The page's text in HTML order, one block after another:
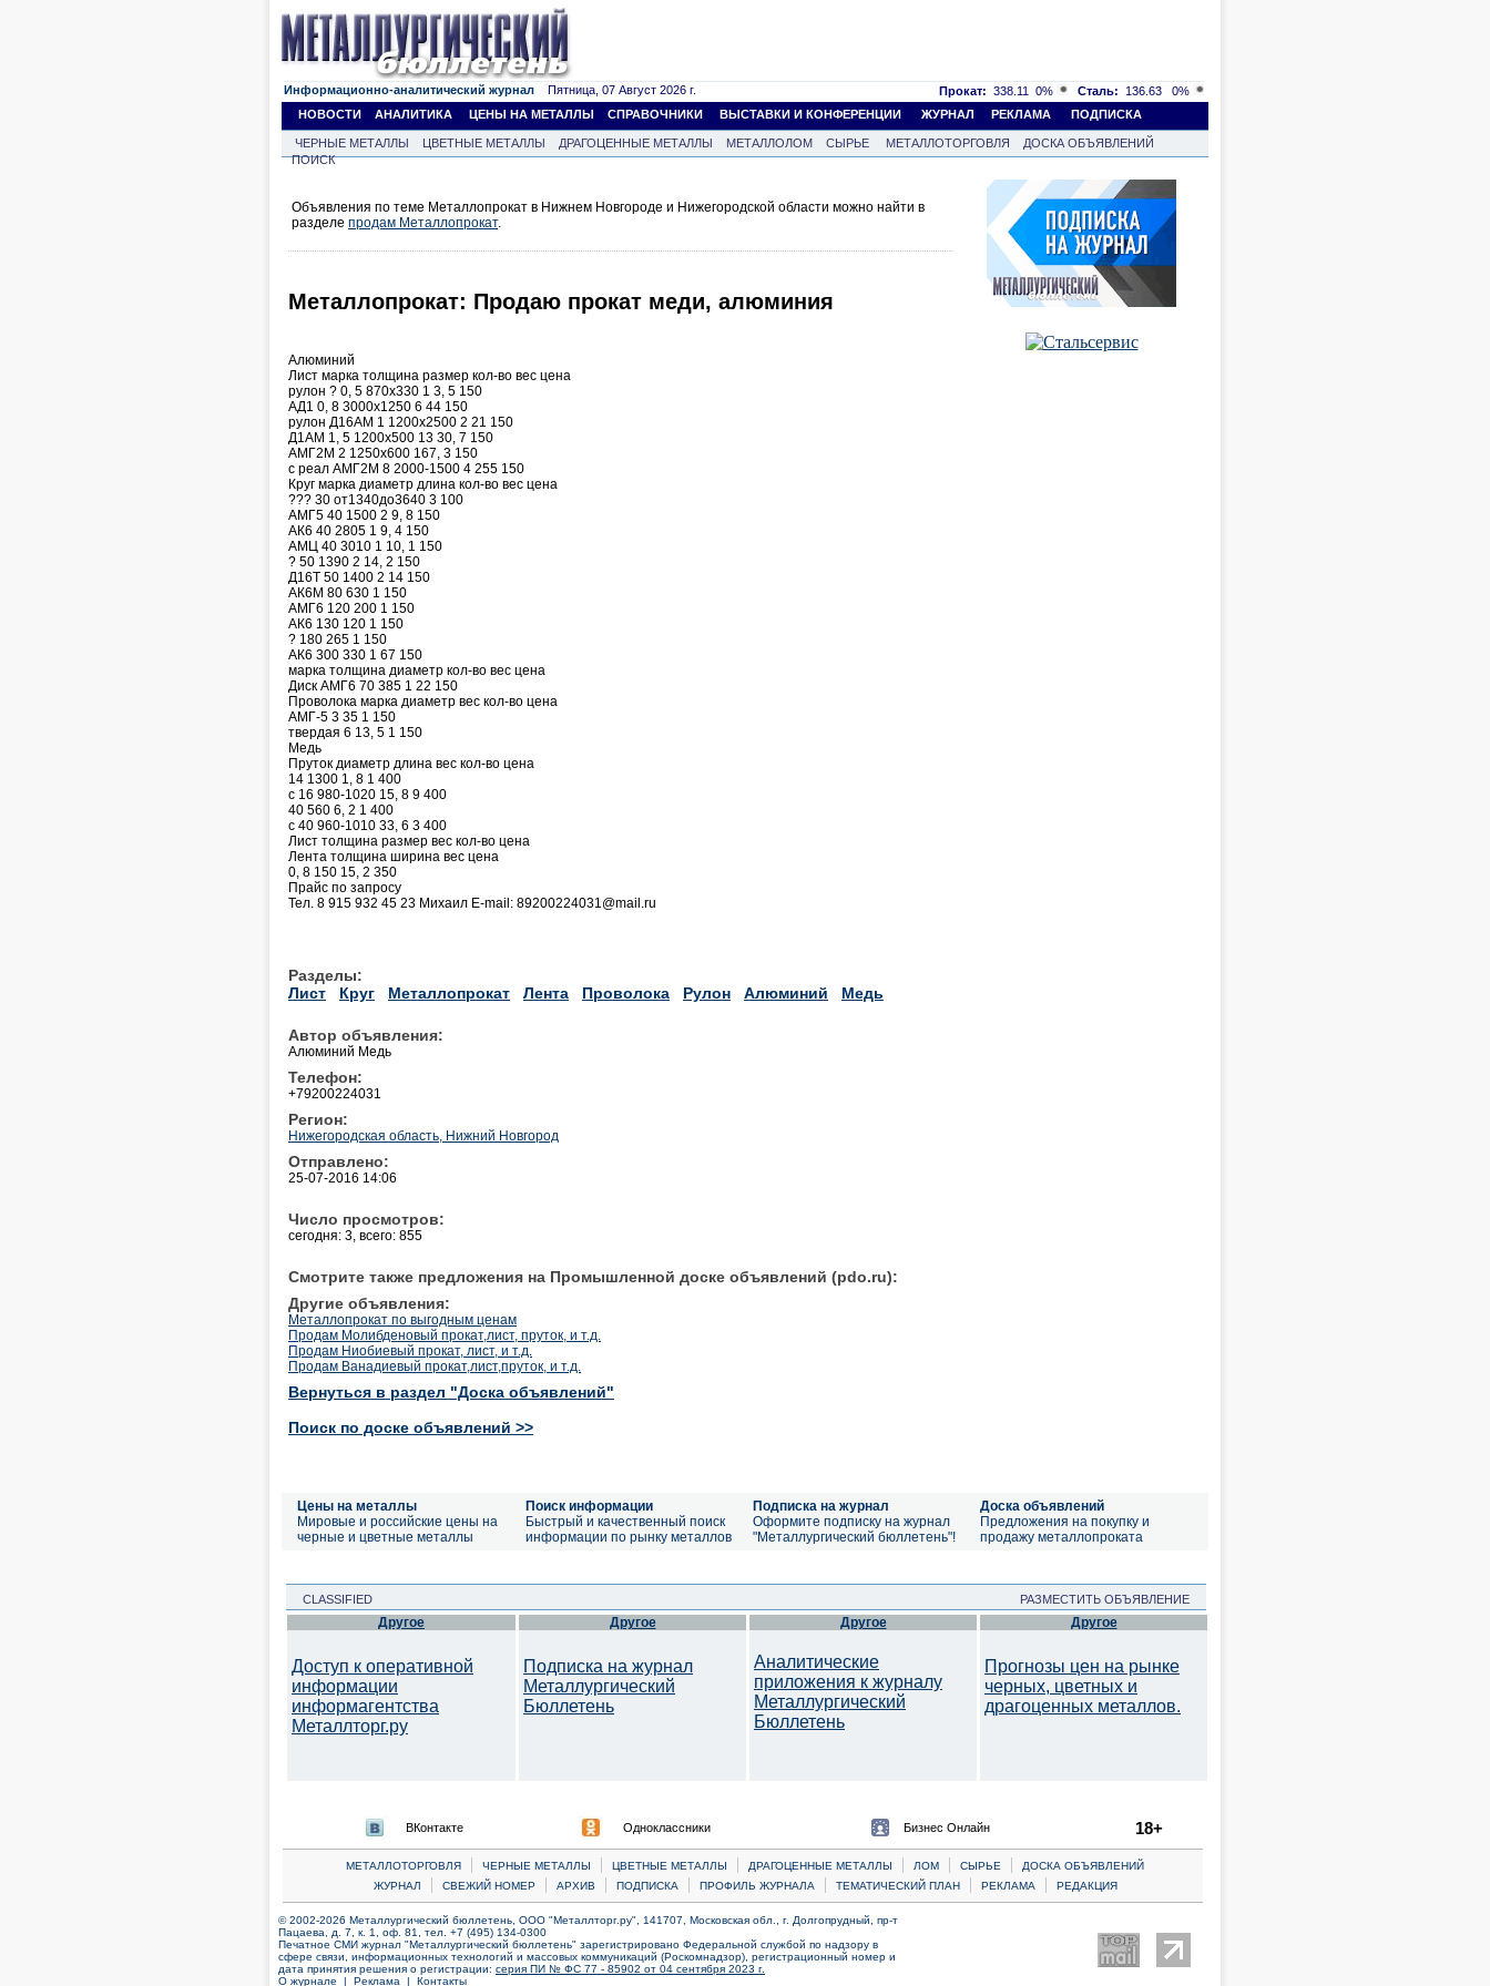
Информационно-аналитический журнал Пятница, 07 Август 2026 г. Прокат: 338.11 0% Сталь: 136.63
0%
НОВОСТИ
АНАЛИТИКА ЦЕНЫ НА МЕТАЛЛЫ СПРАВОЧНИКИ ВЫСТАВКИ И КОНФЕРЕНЦИИ ЖУРНАЛ РЕКЛАМА ПОДПИСКА
ЧЕРНЫЕ МЕТАЛЛЫ ЦВЕТНЫЕ МЕТАЛЛЫ ДРАГОЦЕННЫЕ МЕТАЛЛЫ МЕТАЛЛОЛОМ СЫРЬЕ МЕТАЛЛОТОРГОВЛЯ
ДОСКА ОБЪЯВЛЕНИЙ
ПОИСК
Объявления по теме Металлопрокат в Нижнем Новгороде и Нижегородской области можно найти в
разделе продам Металлопрокат.
Металлопрокат: Продаю прокат меди, алюминия
Алюминий
Лист марка толщина размер кол-во вес цена
рулон ? 0, 5 870х330 1 3, 5 150
АД1 0, 8 3000х1250 6 44 150
рулон Д16АМ 1 1200х2500 2 21 150
Д1АМ 1, 5 1200х500 13 30, 7 150
АМГ2М 2 1250х600 167, 3 150
с реал АМГ2М 8 2000-1500 4 255 150
Круг марка диаметр длина кол-во вес цена
??? 30 от1340до3640 3 100
АМГ5 40 1500 2 9, 8 150
АК6 40 2805 1 9, 4 150
АМЦ 40 3010 1 10, 1 150
? 50 1390 2 14, 2 150
Д16Т 50 1400 2 14 150
АК6М 80 630 1 150
АМГ6 120 200 1 150
АК6 130 120 1 150
? 180 265 1 150
АК6 300 330 1 67 150
марка толщина диаметр кол-во вес цена
Диск АМГ6 70 385 1 22 150
Проволока марка диаметр вес кол-во цена
АМГ-5 3 35 1 150
твердая 6 13, 5 1 150
Медь
Пруток диаметр длина вес кол-во цена
14 1300 1, 8 1 400
с 16 980-1020 15, 8 9 400
40 560 6, 2 1 400
с 40 960-1010 33, 6 3 400
Лист толщина размер вес кол-во цена
Лента толщина ширина вес цена
0, 8 150 15, 2 350
Прайс по запросу
Тел. 8 915 932 45 23 Михаил E-mail: 89200224031@mail.ru
Разделы:
Лист
Круг Металлопрокат Лента Проволока Рулон Алюминий Медь
Автор объявления:
Алюминий Медь
Телефон:
+79200224031
Регион:
Нижегородская область, Нижний Новгород
Отправлено:
25-07-2016 14:06
Число просмотров:
сегодня: 3, всего: 855
Смотрите также предложения на Промышленной доске объявлений (pdo.ru):
Другие объявления:
Металлопрокат по выгодным ценам
Продам Молибденовый прокат,лист, пруток, и т.д.
Продам Ниобиевый прокат, лист, и т.д.
Продам Ванадиевый прокат,лист,пруток, и т.д.
Вернуться в раздел "Доска объявлений"
Поиск по доске объявлений >>
Цены на металлы
Мировые и российские цены на
черные и цветные металлы
Поиск информации
Быстрый и качественный поиск
информации по рынку металлов
Подписка на журнал
Оформите подписку на журнал
"Металлургический бюллетень"!
Доска объявлений
Предложения на покупку и
продажу металлопроката
CLASSIFIED РАЗМЕСТИТЬ ОБЪЯВЛЕНИЕ
Другое
Доступ к оперативной
информации
информагентства
Металлторг.ру
Другое
Подписка на журнал
Металлургический
Бюллетень
Другое
Аналитические
приложения к журналу
Металлургический
Бюллетень
Другое
Прогнозы цен на рынке
черных, цветных и
драгоценных металлов.
ВКонтакте Одноклассники Бизнес Онлайн 18+
МЕТАЛЛОТОРГОВЛЯ | ЧЕРНЫЕ МЕТАЛЛЫ | ЦВЕТНЫЕ МЕТАЛЛЫ | ДРАГОЦЕННЫЕ МЕТАЛЛЫ | ЛОМ | CЫРЬЕ |
ДОСКА ОБЪЯВЛЕНИЙ
ЖУРНАЛ
| СВЕЖИЙ НОМЕР | АРХИВ | ПОДПИСКА | ПРОФИЛЬ ЖУРНАЛА | ТЕМАТИЧЕСКИЙ ПЛАН | РЕКЛАМА | РЕДАКЦИЯ
© 2002-2026 Металлургический бюллетень, ООО "Металлторг.ру", 141707, Московская обл., г. Долгопрудный, пр-т
Пацаева, д. 7, к. 1, оф. 81, тел. +7 (495) 134-0300
Печатное СМИ журнал "Металлургический бюллетень" зарегистрировано Федеральной службой по надзору в
сфере связи, информационных технологий и массовых коммуникаций (Роскомнадзор), регистрационный номер и
дата принятия решения о регистрации: серия ПИ № ФС 77 - 85902 от 04 сентября 2023 г.
О журнале | Реклама | Контакты